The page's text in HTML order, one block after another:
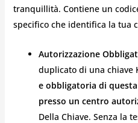
tranquillità. Contiene un
specifico che identifica la tua
Autorizzazione
duplicato di una chiave
e obbligatoria di
presso un centro
Della Chiave. Senza la